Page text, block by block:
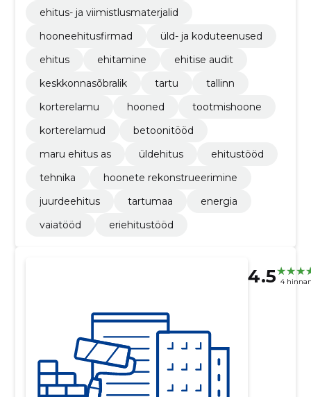
ehitus- ja viimistlusmaterjalid
hooneehitusfirmad
üld- ja koduteenused
ehitus
ehitamine
ehitise audit
keskkonnasõbralik
tartu
tallinn
korterelamu
hooned
tootmishoone
korterelamud
betoonitööd
maru ehitus as
üldehitus
ehitustööd
tehnika
hoonete rekonstrueerimine
juurdeehitus
tartumaa
energia
vaiatööd
eriehitustööd
4.5 4